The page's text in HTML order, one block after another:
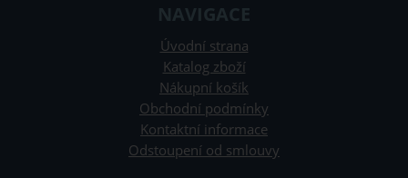
NAVIGACE
Úvodní strana
Katalog zboží
Nákupní košík
Obchodní podmínky
Kontaktní informace
Odstoupení od smlouvy